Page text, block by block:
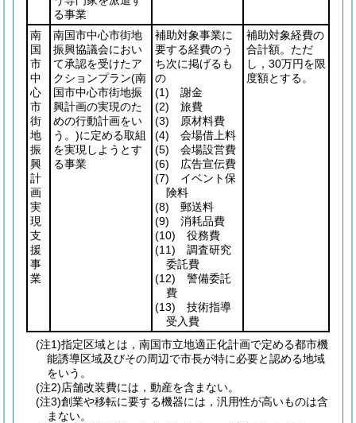
る事業
南
国
市
中
心
市
街
地
振
興
計
画
実
現
支
援
事
業
南国市中心市街地
振興協議会におい
て承認を受けたア
クションプラン(南
国市中心市街地振
興計画の実現のた
めの行動計画をい
う。)に定める取組
を実現しようとす
る事業
補助対象事業に
要する経費のう
ち次に掲げるも
の
(1) 謝金
(2) 旅費
(3) 原材料費
(4) 会場借上料
(5) 会場設営費
(6) 広告宣伝費
(7) イベント保
険料
(8) 郵送料
(9) 消耗品費
(10) 役務費
(11) 調査研究
委託費
(12) 警備委託
費
(13) 技術指導
受入費
補助対象経費の
合計額。ただ
し，30万円を限
度額とする。
(注1)指定区域とは，南国市立地適正化計画で定める都市機
能誘導区域及びその周辺で市長が特に必要と認める地域
をいう。
(注2)店舗改装費には，動産を含まない。
(注3)創業や移転に要する機器には，汎用性が高いものは含
まない。